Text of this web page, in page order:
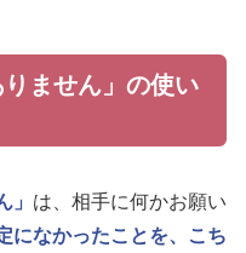
りません」の使い
」 は、相手に何かお願い
になかったことを、こち